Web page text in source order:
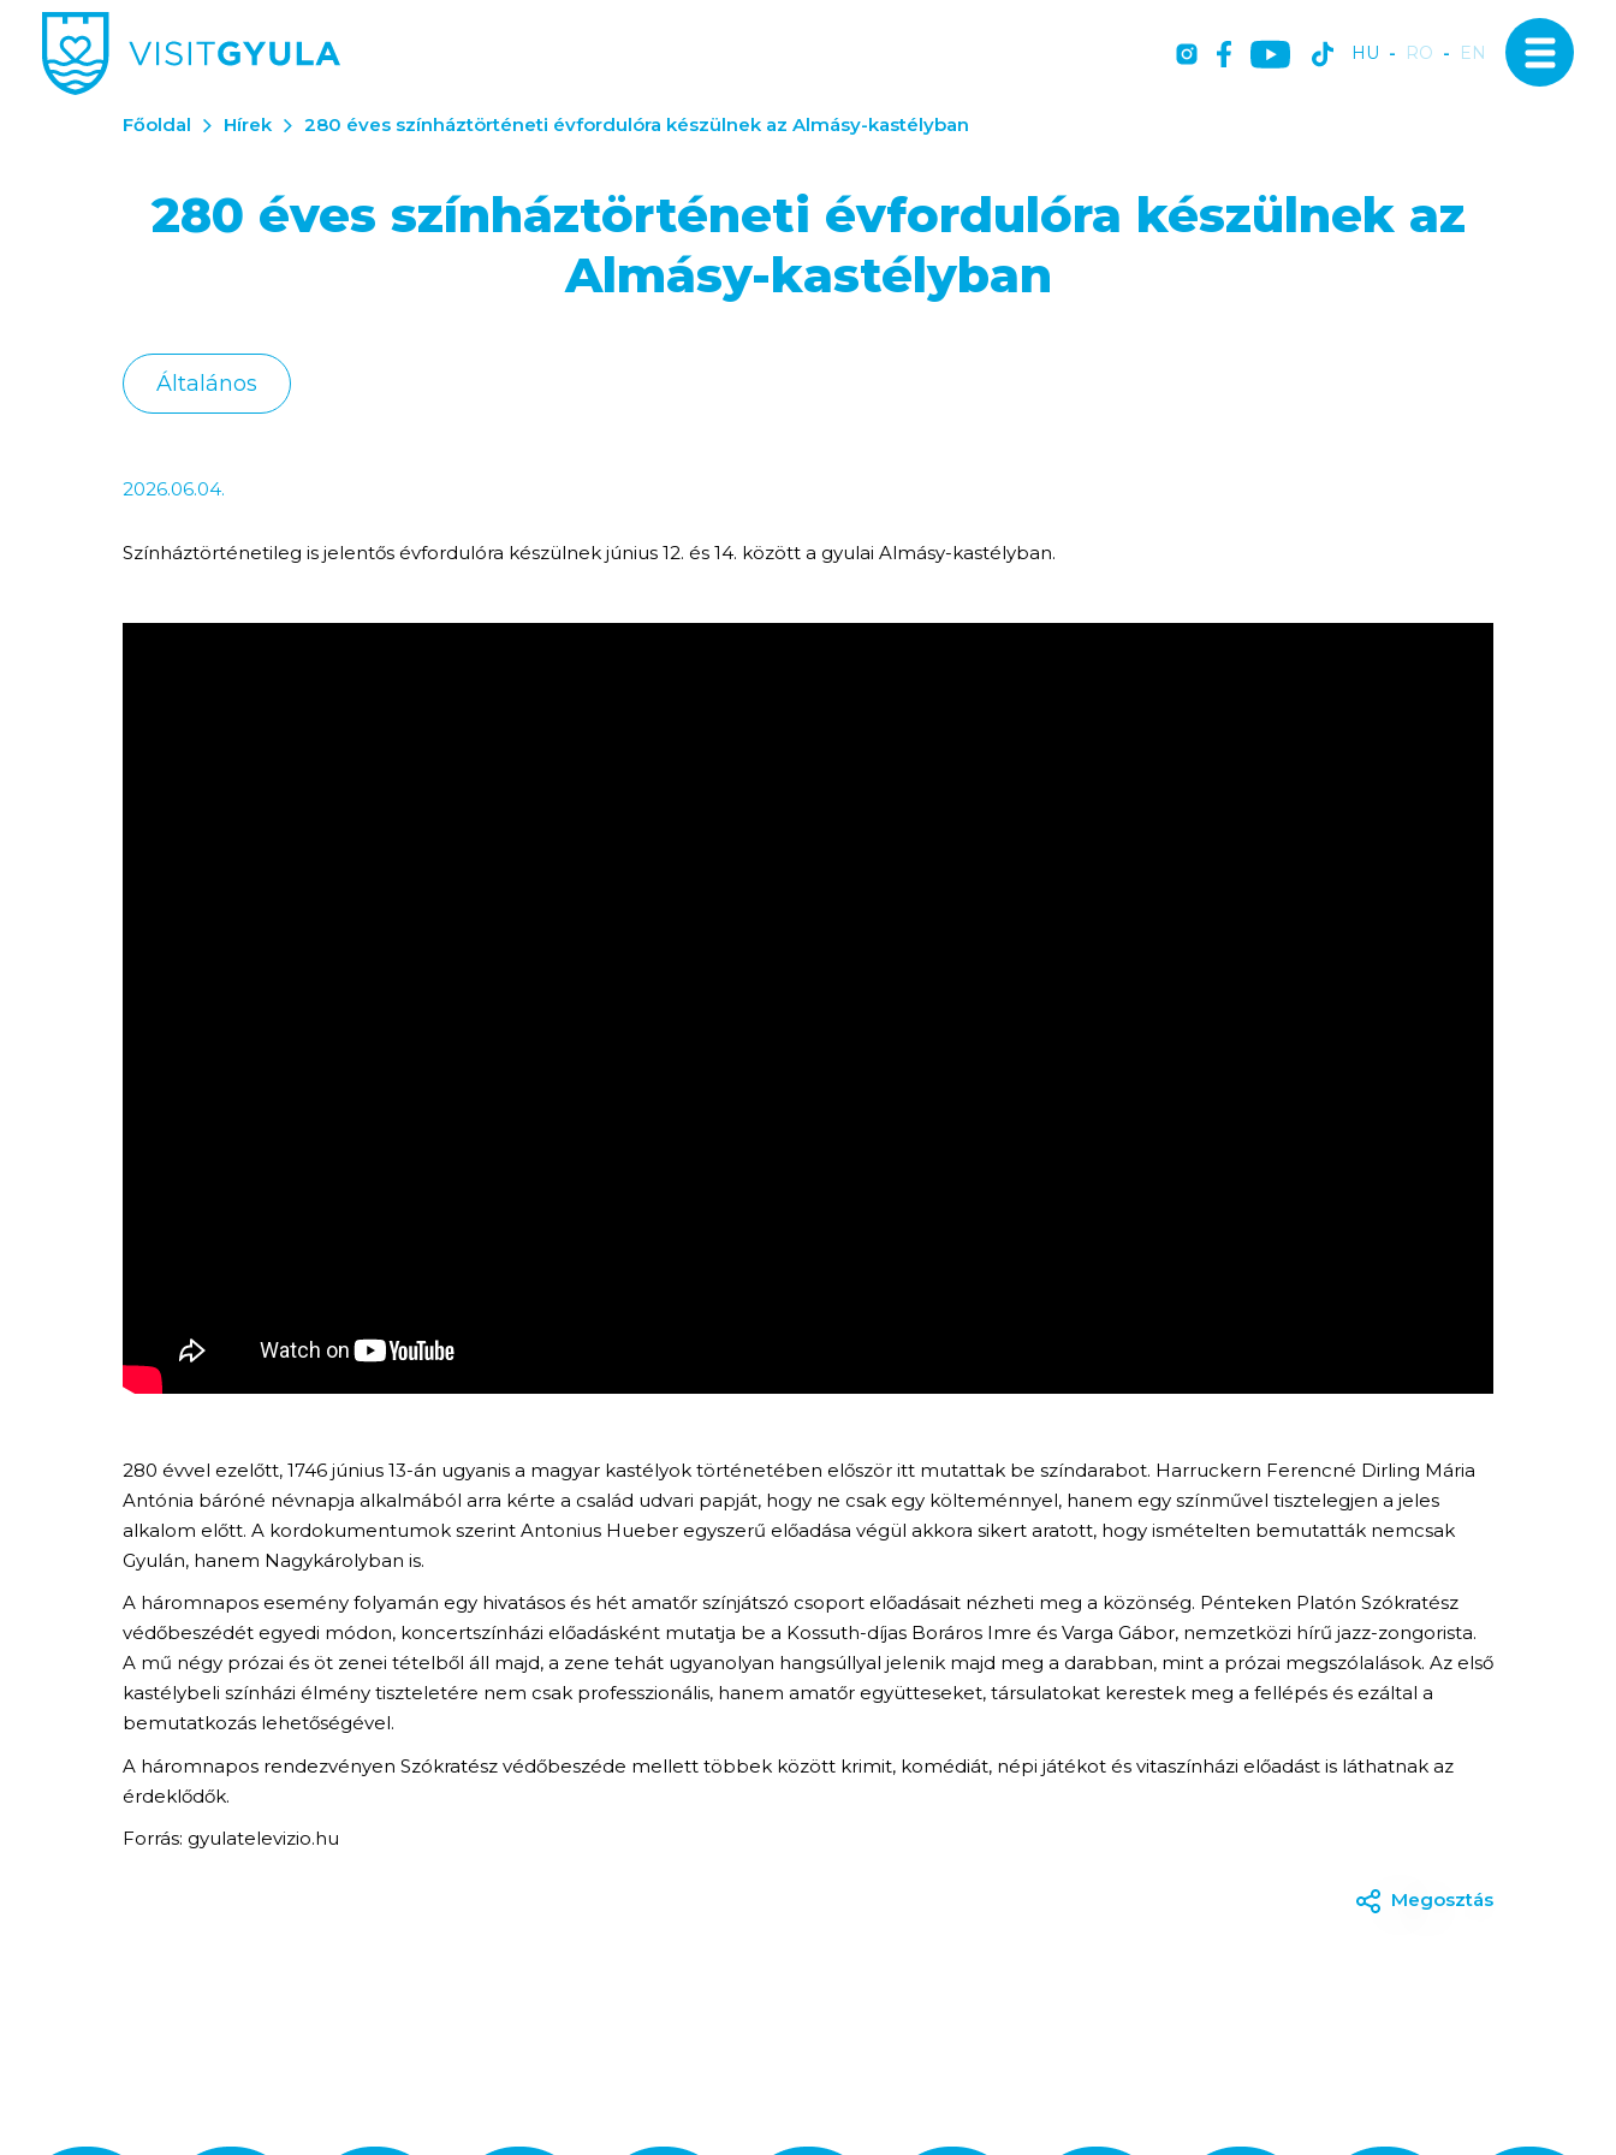
HU - RO - EN
Főoldal Hírek 280 éves színháztörténeti évfordulóra készülnek az Almásy-kastélyban
280 éves színháztörténeti évfordulóra készülnek az
Almásy-kastélyban
Általános
2026.06.04.
Színháztörténetileg is jelentős évfordulóra készülnek június 12. és 14. között a gyulai Almásy-kastélyban.
280 évvel ezelőtt, 1746 június 13-án ugyanis a magyar kastélyok történetében először itt mutattak be színdarabot. Harruckern Ferencné Dirling Mária
Antónia báróné névnapja alkalmából arra kérte a család udvari papját, hogy ne csak egy költeménnyel, hanem egy színművel tisztelegjen a jeles
alkalom előtt. A kordokumentumok szerint Antonius Hueber egyszerű előadása végül akkora sikert aratott, hogy ismételten bemutatták nemcsak
Gyulán, hanem Nagykárolyban is.
A háromnapos esemény folyamán egy hivatásos és hét amatőr színjátszó csoport előadásait nézheti meg a közönség. Pénteken Platón Szókratész
védőbeszédét egyedi módon, koncertszínházi előadásként mutatja be a Kossuth-díjas Boráros Imre és Varga Gábor, nemzetközi hírű jazz-zongorista.
A mű négy prózai és öt zenei tételből áll majd, a zene tehát ugyanolyan hangsúllyal jelenik majd meg a darabban, mint a prózai megszólalások. Az első
kastélybeli színházi élmény tiszteletére nem csak professzionális, hanem amatőr együtteseket, társulatokat kerestek meg a fellépés és ezáltal a
bemutatkozás lehetőségével.
A háromnapos rendezvényen Szókratész védőbeszéde mellett többek között krimit, komédiát, népi játékot és vitaszínházi előadást is láthatnak az
érdeklődők.
Forrás: gyulatelevizio.hu
Megosztás